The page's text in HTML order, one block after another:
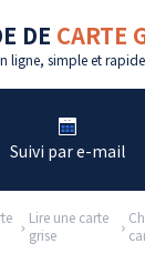
DE CARTE
ligne, simple et rapide
Suivi par e-mail
Lire une carte
grise